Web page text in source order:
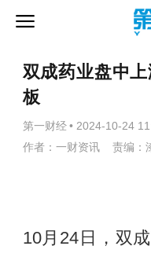
双成药业盘中
板
第一财经 • 2024-10-24
作者：一财资讯 责编：
10月24日，双